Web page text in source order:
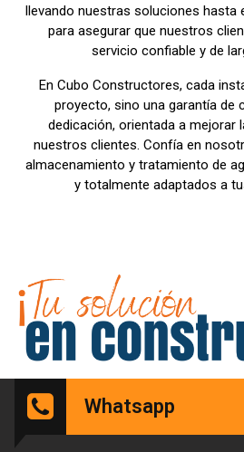
llevando nuestras soluciones hasta
para asegurar que nuestros
servicio confiable y de
En Cubo Constructores, cada
proyecto, sino una garantía de
dedicación, orientada a mejorar
nuestros clientes. Confía en
almacenamiento y tratamiento de
y totalmente adaptados a
Whatsapp